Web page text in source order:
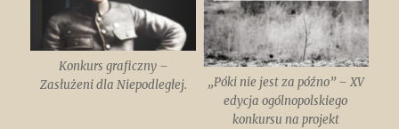
Konkurs graficzny –
Zasłużeni dla Niepodległej.
„Póki nie jest za późno” – XV
edycja ogólnopolskiego
konkursu na projekt